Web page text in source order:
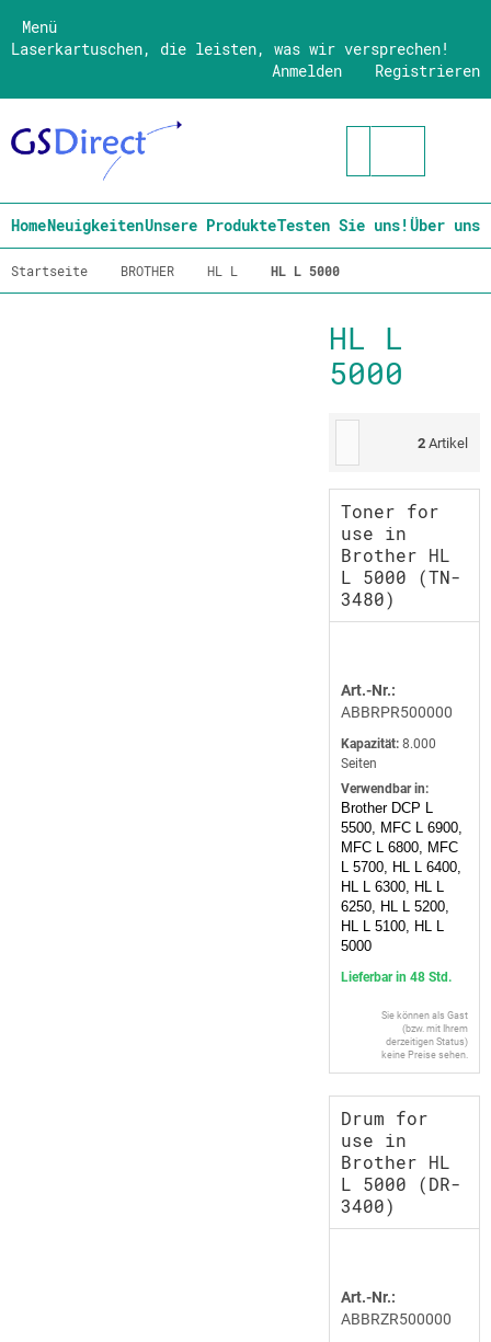
Menü
Laserkartuschen, die leisten, was wir versprechen!
Registrieren
Anmelden
HomeNeuigkeitenUnsere ProdukteTesten Sie uns!Über uns
Startseite BROTHER HL L HL L 5000
HL L
5000
2 Artikel
Toner for
use in
Brother HL
L 5000 (TN-
3480)
Art.-Nr.:
ABBRPR500000
Kapazität: 8.000
Seiten
Verwendbar in:
Brother DCP L
5500, MFC L 6900,
MFC L 6800, MFC
L 5700, HL L 6400,
HL L 6300, HL L
6250, HL L 5200,
HL L 5100, HL L
5000
Lieferbar in 48 Std.
Sie können als Gast
(bzw. mit Ihrem
derzeitigen Status)
keine Preise sehen.
Drum for
use in
Brother HL
L 5000 (DR-
3400)
Art.-Nr.:
ABBRZR500000